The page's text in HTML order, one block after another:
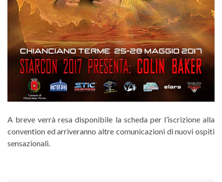
A breve verrà resa disponibile la scheda per l’iscrizione alla
convention ed arriveranno altre comunicazioni di nuovi ospiti
sensazionali.